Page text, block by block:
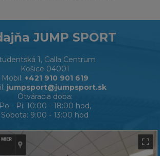
JUMP SPORT
1, Galla Centrum
Košice 04001
Mobil: +421 910 901 619
jumpsport@jumpsport.sk
Otváracia doba:
Po - Pi: 10:00 - 18:00 hod,
Sobota: 9:00 - 13:00 hod